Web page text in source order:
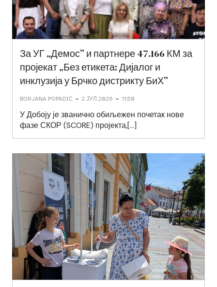
За УГ „Демос” и партнере 47.166 КМ за
пројекат „Без етикета: Дијалог и
инклузија у Брчко дистрикту БиХ”
BORJANA POPADIĆ - 2 ЈУЛ 2026 - 11:50
У Добоју је званично обиљежен почетак нове
фазе СКОР (SCORE) пројекта,[…]